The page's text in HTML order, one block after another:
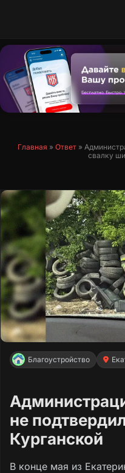
Главная » Ответ »
свалку
Благоустройство
не
Курганской
В конце мая из